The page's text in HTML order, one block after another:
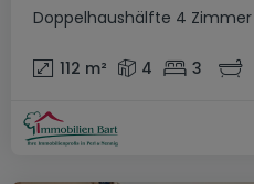
Doppelhaushälfte 4 Zimmer
112 m² 4 3